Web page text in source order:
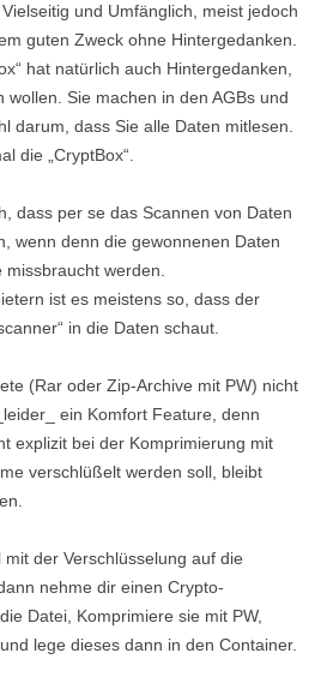
und Umfänglich, meist jedoch
guten Zweck ohne Hintergedanken.
hat natürlich auch Hintergedanken,
wollen. Sie machen in den AGBs und
darum, dass Sie alle Daten mitlesen.
die „CryptBox“.
dass per se das Scannen von Daten
wenn denn die gewonnenen Daten
werden.
ist es meistens so, dass der
in die Daten schaut.
(Rar oder Zip-Archive mit PW) nicht
ein Komfort Feature, denn
explizit bei der Komprimierung mit
verschlüßelt werden soll, bleibt
der Verschlüsselung auf die
nehme dir einen Crypto-
Datei, Komprimiere sie mit PW,
lege dieses dann in den Container.